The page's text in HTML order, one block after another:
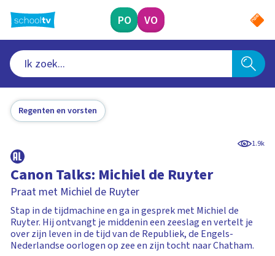
naar
hoofdinhoud
PO VO
Regenten en vorsten
1.9k
Canon Talks: Michiel de Ruyter
Praat met Michiel de Ruyter
Stap in de tijdmachine en ga in gesprek met Michiel de
Ruyter. Hij ontvangt je middenin een zeeslag en vertelt je
over zijn leven in de tijd van de Republiek, de Engels-
Nederlandse oorlogen op zee en zijn tocht naar Chatham.